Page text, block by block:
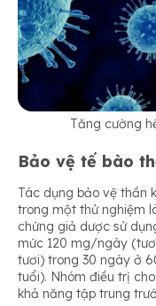
Tăng cường
Bảo vệ tế bào
Tác dụng bảo vệ thần
trong một thử nghiệm
chứng giả dược sử
mức 120 mg/ngày
tươi) trong 30 ngày ở
tuổi). Nhóm điều trị
khả năng tập trung